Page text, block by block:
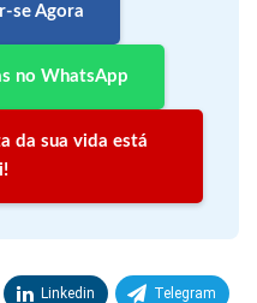
se Agora
no WhatsApp
da sua vida está
Linkedin Telegram